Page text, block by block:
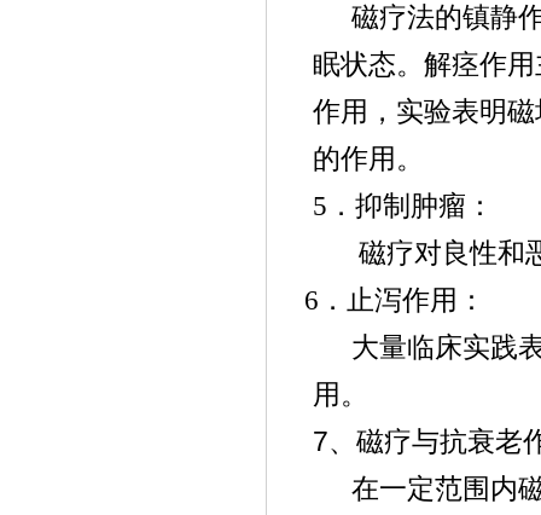
磁疗法的镇静
眠状态。解痉作
作用，实验表明
的作用。
5．抑制肿瘤：
磁疗对良性和
6．止泻作用：
大量临床实践
用。
7、磁疗与抗衰老
在一定范围内